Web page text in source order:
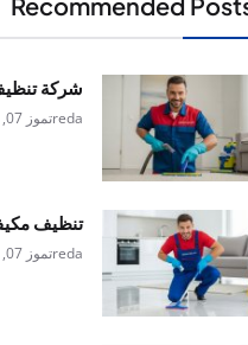
شركة
redaتموز 07, 2026
تنظيف
redaتموز 07, 2026